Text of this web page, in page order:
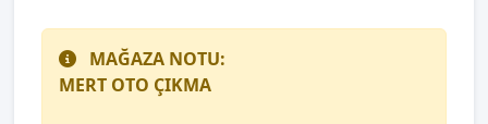
MAĞAZA NOTU:
MERT OTO ÇIKMA